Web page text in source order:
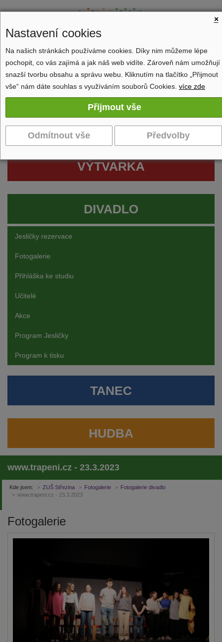
Zobrazit navigaci
VÝTVARKA
DIVADLO
Jesličky rezervace
Fotogalerie
Přihláška ke studiu
Učitelé
Akce
Program Jesličky
Program k tisku
TANEC
HUDBA
www.trapeni.cz - 23.3.2023
Kde jsem: ZUŠ Střezina Fotogalerie
Fotogalerie divadlo
www.trapeni.cz - 23.3.2023
Fotogalerie
×
Nastavení cookies
Na našich stránkách používáme cookies. Díky nim můžeme lépe
pochopit, co vás zajímá a jak náš web vidíte. Zároveň nám umožňují
snazší tvorbu obsahu a správu webu. Kliknutím na tlačítko „Přijmout
vše“ nám dáte souhlas s využíváním souborů Cookies. více zde